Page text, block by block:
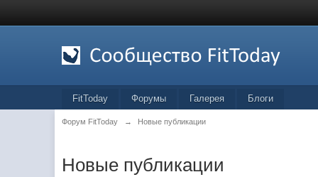
FitToday Форумы Галерея Блоги
Форум FitToday → Новые публикации
Новые публикации